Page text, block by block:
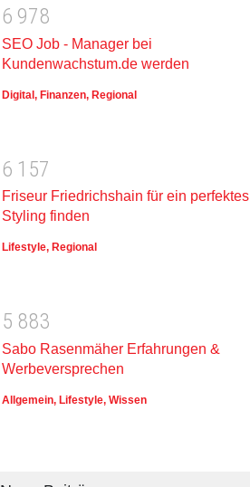
6 978
SEO Job - Manager bei
Kundenwachstum.de werden
Digital , Finanzen, Regional
6 1 57
Friseur Friedrichshain für ein perfektes
Styling finden
Lifestyle, Regional
5 883
Sabo Rasenmäher Erfahrungen &
Werbeversprechen
Allgemein, Lifestyle, Wissen